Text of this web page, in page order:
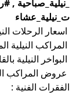
_نيلية_صباحية ,
ت_نيلية_عشاء
اسعار الرحلات
المراكب النيلية
البواخر النيلية
عروض المراكب
الفقرات الفنية :